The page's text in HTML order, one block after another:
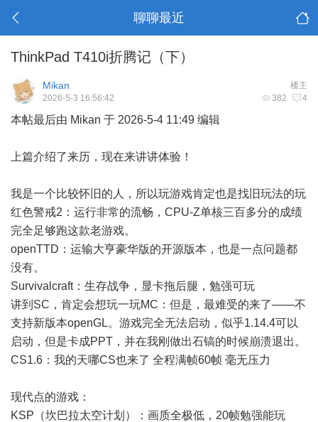
聊聊最近
ThinkPad T410i折腾记（下）
楼主
Mikan
382 4
2026-5-3 16:56:42
本帖最后由 Mikan 于 2026-5-4 11:49 编辑
上篇介绍了来历，现在来讲讲体验！
我是一个比较怀旧的人，所以玩游戏肯定也是找旧玩法的玩
红色警戒2：运行非常的流畅，CPU-Z单核三百多分的成绩
完全足够跑这款老游戏。
openTTD：运输大亨豪华版的开源版本，也是一点问题都
没有。
Survivalcraft：生存战争，显卡拖后腿，勉强可玩
讲到SC，肯定会想玩一玩MC：但是，最难受的来了——不
支持新版本openGL。游戏完全无法启动，似乎1.14.4可以
启动，但是卡成PPT，并在我刚做出石镐的时候崩溃退出。
CS1.6：我的天哪CS也来了 全程满帧60帧 毫无压力
现代点的游戏：
KSP（坎巴拉太空计划）：画质全极低，20帧勉强能玩